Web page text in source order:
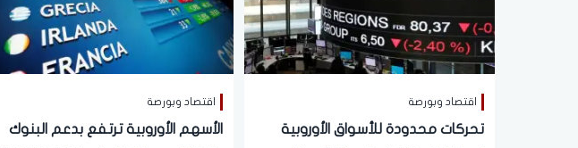
اقتصاد وبورصة
تحركات محدودة للأسواق الأوروبية
اقتصاد وبورصة
الأسهم الأوروبية ترتفع بدعم البنوك